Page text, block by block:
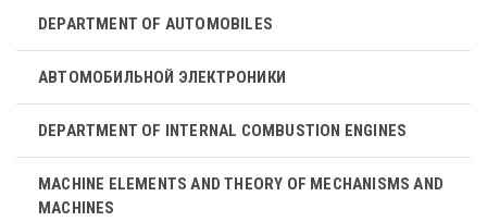
DEPARTMENT OF AUTOMOBILES
АВТОМОБИЛЬНОЙ ЭЛЕКТРОНИКИ
DEPARTMENT OF INTERNAL COMBUSTION ENGINES
MACHINE ELEMENTS AND THEORY OF MECHANISMS AND
MACHINES